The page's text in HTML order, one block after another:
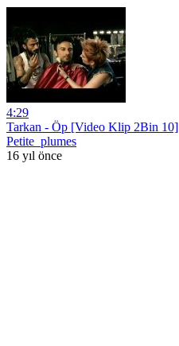
4:29
Tarkan - Öp [Video Klip 2Bin 10]
Petite_plumes
16 yıl önce